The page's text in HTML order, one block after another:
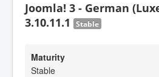
Joomla! 3 - German
3.10.11.1
Stable
Maturity
Stable